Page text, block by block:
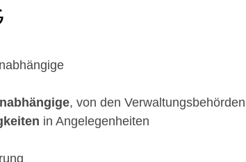
, von den
in Angelegenheiten